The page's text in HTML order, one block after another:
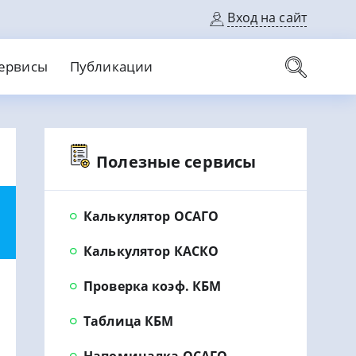
Вход на сайт
Без кредитной истории
Публикации
Полезные сервисы
Калькулятор ОСАГО
Калькулятор КАСКО
Проверка коэф. КБМ
Таблица КБМ